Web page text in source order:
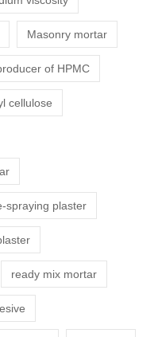
Masonry mortar
of HPMC
cellulose
spraying plaster
ready mix mortar